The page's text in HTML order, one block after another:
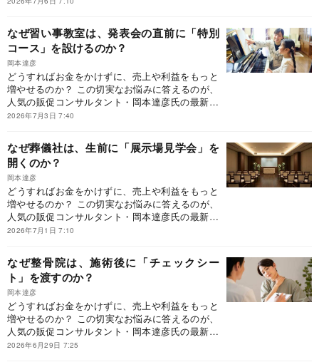
は、「行動経済学×現場目線」で「つい買いたく
なる」販促の仕掛けとは何かを言語化した初の
書。本書が提示するのは、「お客様の購買行動そ
のものを変える設計とは？」です。どうすれば、
「利益が残る経営」へと変われるのか？ 本連載で
は、『客単価アップ大事典』に収録しきれなかっ
た事例の中から、現場ですぐに導入でき、成果に
つながりやすい客単価アップの仕掛けを厳選して
なぜ習い事教室は、発表会の直前に「特別
コース」を設けるのか？
岡本達彦
どうすればお金をかけずに、売上や利益をもっと
増やせるのか？ この切実なお悩みに答えるのが、
人気の販促コンサルタント・岡本達彦氏の最新刊
『客単価アップ大事典 「つい買ってしまう」販
は、「行動経済学×現場目線」で「つい買いたく
なる」販促の仕掛けとは何かを言語化した初の
書。本書が提示するのは、「お客様の購買行動そ
のものを変える設計とは？」です。どうすれば、
「利益が残る経営」へと変われるのか？ 本連載で
は、『客単価アップ大事典』に収録しきれなかっ
た事例の中から、現場ですぐに導入でき、成果に
つながりやすい客単価アップの仕掛けを厳選して
2026年7月3日 7:40
なぜ葬儀社は、生前に「展示場見学会」を
開くのか？
岡本達彦
どうすればお金をかけずに、売上や利益をもっと
増やせるのか？ この切実なお悩みに答えるのが、
人気の販促コンサルタント・岡本達彦氏の最新刊
『客単価アップ大事典 「つい買ってしまう」販
は、「行動経済学×現場目線」で「つい買いたく
なる」販促の仕掛けとは何かを言語化した初の
書。本書が提示するのは、「お客様の購買行動そ
のものを変える設計とは？」です。どうすれば、
「利益が残る経営」へと変われるのか？ 本連載で
は、『客単価アップ大事典』に収録しきれなかっ
た事例の中から、現場ですぐに導入でき、成果に
つながりやすい客単価アップの仕掛けを厳選して
2026年7月1日 7:10
なぜ整骨院は、施術後に「チェックシー
ト」を渡すのか？
岡本達彦
どうすればお金をかけずに、売上や利益をもっと
増やせるのか？ この切実なお悩みに答えるのが、
人気の販促コンサルタント・岡本達彦氏の最新刊
『客単価アップ大事典 「つい買ってしまう」販
2026年6月29日 7:25